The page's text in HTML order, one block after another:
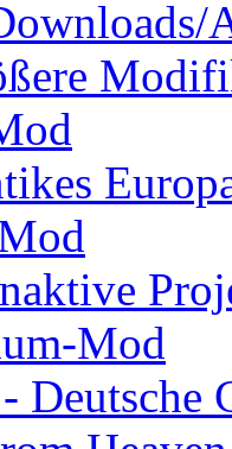
Mod
Deutsche